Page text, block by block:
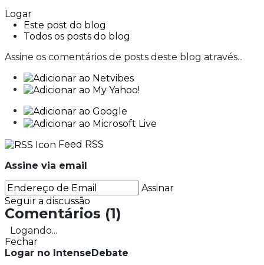
Logar
Este post do blog
Todos os posts do blog
Assine os comentários de posts deste blog através...
Feed RSS
Assine via email
Assinar
Seguir a discussão
Comentários (1)
Logando...
Fechar
Logar no IntenseDebate